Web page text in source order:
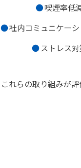
喫煙率低
社内コミュニケー
ストレス
これらの取り組みが